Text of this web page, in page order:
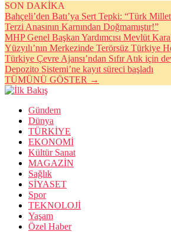
SON DAKİKA
Bahçeli’den Batı’ya Sert Tepki: “Türk
Terzi Anasının Karnından Doğmamıştır!”
MHP Genel Başkan Yardımcısı Mevlüt
Yüzyılı’nın Merkezinde Terörsüz Türkiye
Türkiye Çevre Ajansı’ndan Sıfır Atık için
Depozito Sistemi’ne kayıt süreci başladı
TÜMÜNÜ GÖSTER →
Gündem
Dünya
TÜRKİYE
EKONOMİ
Kültür Sanat
MAGAZİN
Sağlık
SİYASET
Spor
TEKNOLOJİ
Yaşam
Özel Haber